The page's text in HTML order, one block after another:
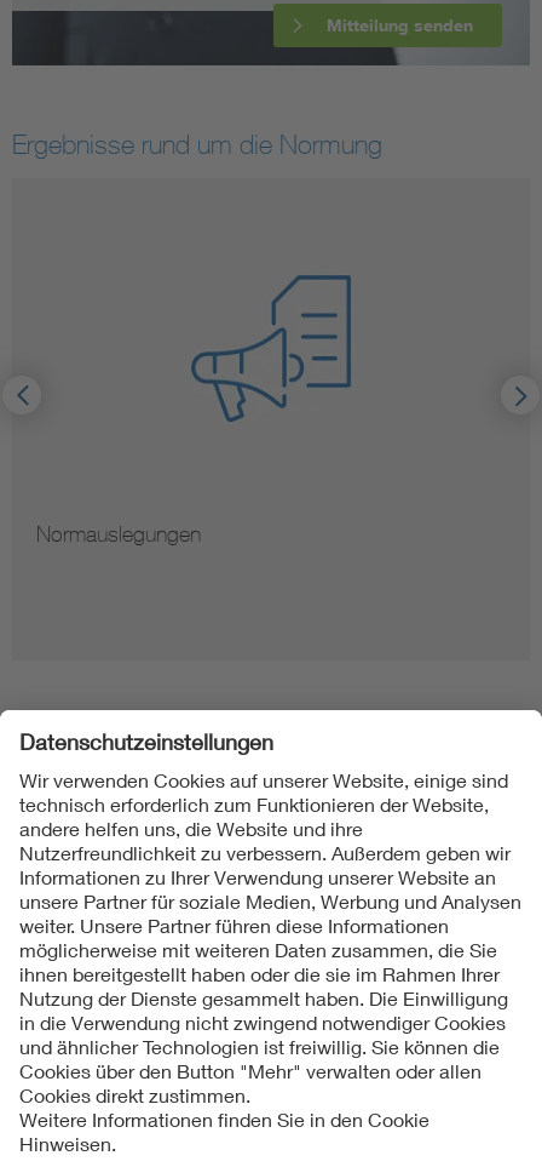
Mitteilung senden
Ergebnisse rund um die Normung
Normauslegungen
Folgen Sie uns
Kontakt
Impressum
Datenschutzinformationen
Cookie Hinweise